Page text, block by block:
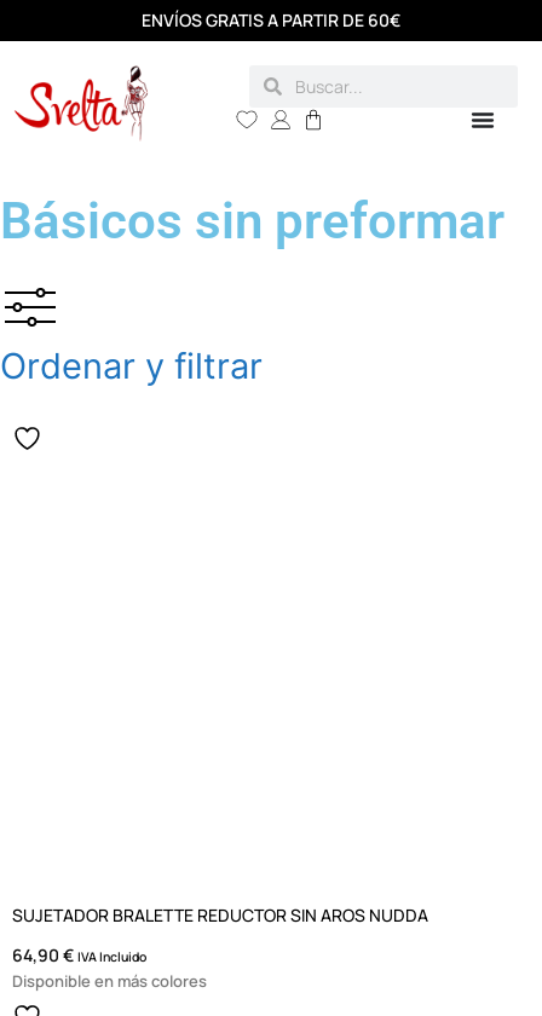
ENVÍOS GRATIS A PARTIR DE 60€
Básicos sin preformar
Ordenar y filtrar
SUJETADOR BRALETTE REDUCTOR SIN AROS NUDDA
64,90 € IVA Incluido
Disponible en más colores